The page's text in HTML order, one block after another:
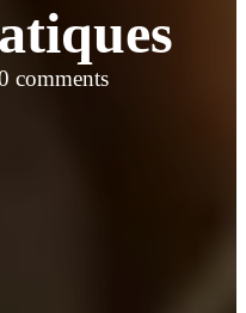
comments